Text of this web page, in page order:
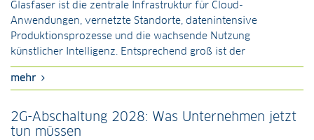
Glasfaser ist die zentrale Infrastruktur für Cloud-
Anwendungen, vernetzte Standorte, datenintensive
Produktionsprozesse und die wachsende Nutzung
künstlicher Intelligenz. Entsprechend groß ist der
mehr
2G-Abschaltung 2028: Was Unternehmen jetzt
tun müssen